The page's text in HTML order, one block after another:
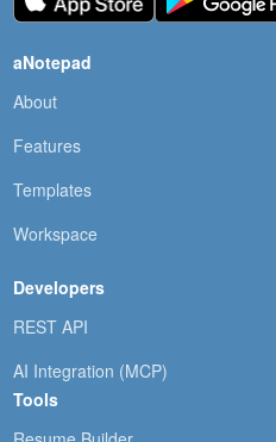
aNotepad
About
Features
Templates
Workspace
Developers
REST API
AI Integration (MCP)
Tools